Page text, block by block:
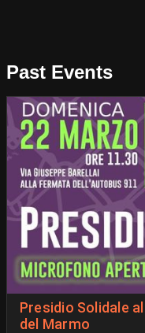
Past Events
Presidio Solidale
del Marmo